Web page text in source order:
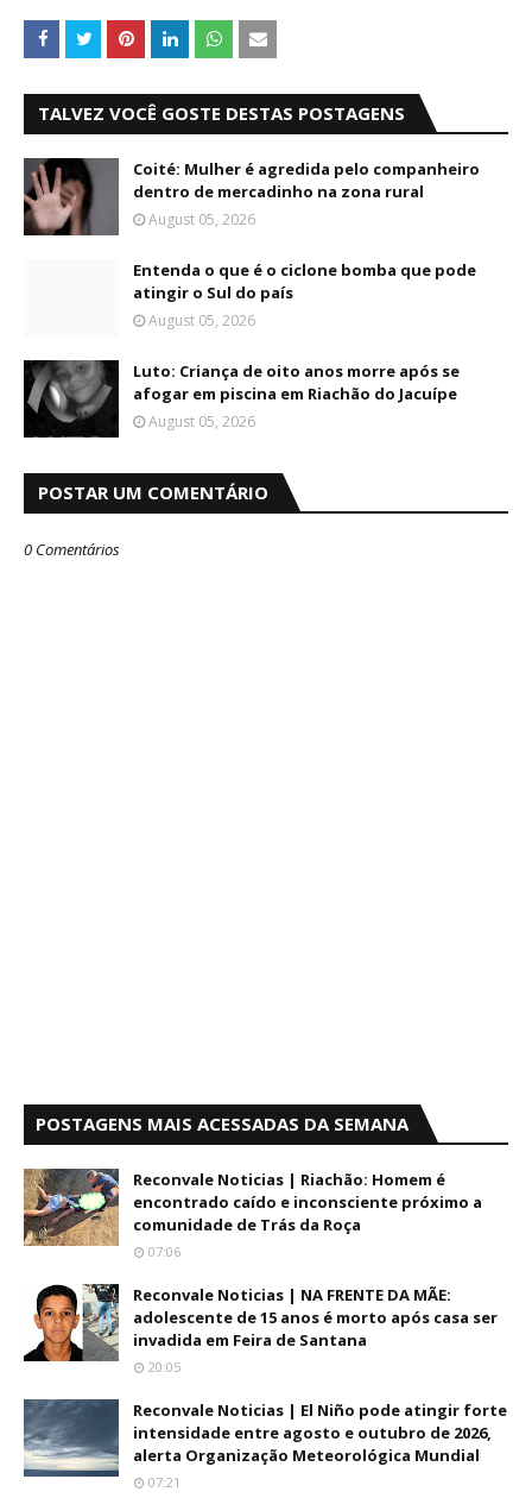
TALVEZ VOCÊ GOSTE DESTAS POSTAGENS
Coité: Mulher é agredida pelo companheiro
dentro de mercadinho na zona rural
August 05, 2026
Entenda o que é o ciclone bomba que pode
atingir o Sul do país
August 05, 2026
Luto: Criança de oito anos morre após se
afogar em piscina em Riachão do Jacuípe
August 05, 2026
POSTAR UM COMENTÁRIO
0 Comentários
POSTAGENS MAIS ACESSADAS DA SEMANA
Reconvale Noticias | Riachão: Homem é
encontrado caído e inconsciente próximo a
comunidade de Trás da Roça
07:06
Reconvale Noticias | NA FRENTE DA MÃE:
adolescente de 15 anos é morto após casa ser
invadida em Feira de Santana
20:05
Reconvale Noticias | El Niño pode atingir forte
intensidade entre agosto e outubro de 2026,
alerta Organização Meteorológica Mundial
07:21